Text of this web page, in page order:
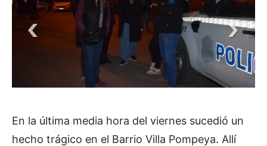
En la última media hora del viernes sucedió un
hecho trágico en el Barrio Villa Pompeya. Allí